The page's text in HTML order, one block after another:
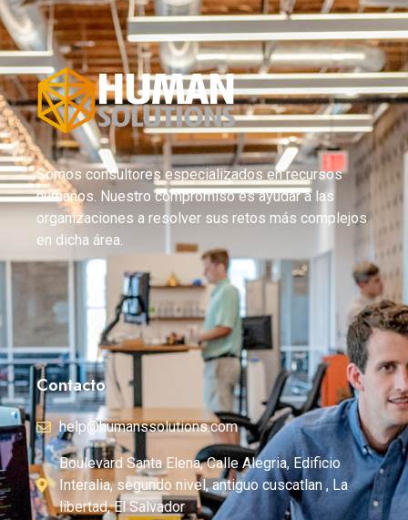
Somos consultores especializados en recursos
humanos. Nuestro compromiso es ayudar a las
organizaciones a resolver sus retos más complejos
en dicha área.
Contacto
help@humanssolutions.com
Boulevard Santa Elena, Calle Alegria, Edificio
Interalia, segundo nivel, antiguo cuscatlan , La
libertad, El Salvador